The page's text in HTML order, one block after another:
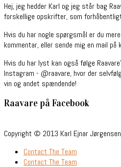
Hej, jeg hedder Karl og jeg står bag
forskellige opskrifter, som
Hvis du har nogle spørgsmål er du
kommentar, eller sende mig en mail på
Hvis du har lyst kan også følge
Instagram - @raavare, hvor der
vin og andet spændende!
Raavare på Facebook
Copyright © 2013 Karl Ejnar
Contact The Team
Contact The Team